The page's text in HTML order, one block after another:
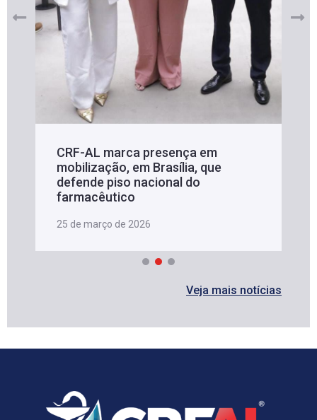
CRF-AL marca presença em
mobilização, em Brasília, que
defende piso nacional do
farmacêutico
25 de março de 2026
Veja mais notícias